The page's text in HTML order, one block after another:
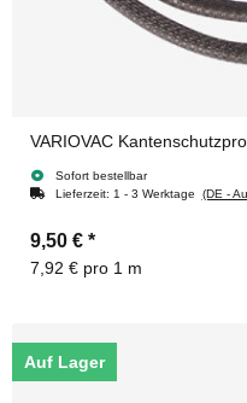
VARIOVAC
Sofort bestellbar
Lieferzeit: 1 - 3 Werktage (DE -
9,50 € *
7,92 € pro 1 m
Auf Lager